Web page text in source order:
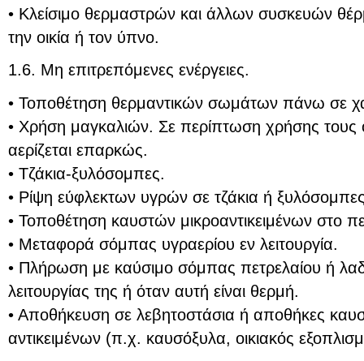
• Κλείσιμο θερμαστρών και άλλων συσκευών
την οικία ή τον ύπνο.
1.6. Μη επιτρεπόμενες ενέργειες.
• Τοποθέτηση θερμαντικών σωμάτων πάνω σε
• Χρήση μαγκαλιών. Σε περίπτωση χρήσης
αερίζεται επαρκώς.
• Τζάκια-ξυλόσομπες.
• Ρίψη εύφλεκτων υγρών σε τζάκια ή
• Τοποθέτηση καυστών μικροαντικειμένων στο
• Μεταφορά σόμπας υγραερίου εν λειτουργία.
• Πλήρωση με καύσιμο σόμπας πετρελαίου ή
λειτουργίας της ή όταν αυτή είναι θερμή.
• Αποθήκευση σε λεβητοστάσια ή αποθήκες
αντικειμένων (π.χ. καυσόξυλα, οικιακός